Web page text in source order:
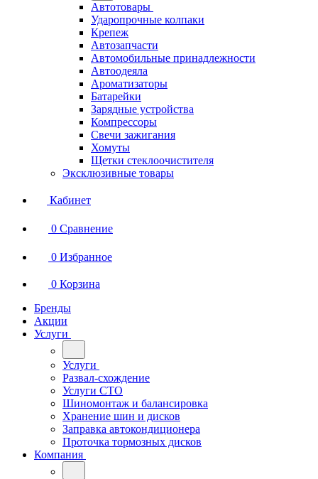
Автотовары
Ударопрочные колпаки
Крепеж
Автозапчасти
Автомобильные принадлежности
Автоодеяла
Ароматизаторы
Батарейки
Зарядные устройства
Компрессоры
Свечи зажигания
Хомуты
Щетки стеклоочистителя
Эксклюзивные товары
Кабинет
0 Сравнение
0 Избранное
0 Корзина
Бренды
Акции
Услуги
Услуги
Развал-схождение
Услуги СТО
Шиномонтаж и балансировка
Хранение шин и дисков
Заправка автокондиционера
Проточка тормозных дисков
Компания